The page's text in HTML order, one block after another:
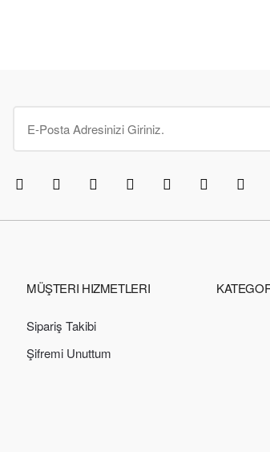
MÜŞTERI HIZMETLERI
Sipariş Takibi
Şifremi Unuttum